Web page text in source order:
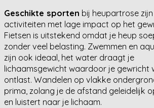
Geschikte sporten bij heupartrose zijn
activiteiten met lage impact op het
Fietsen is uitstekend omdat je heup
zonder veel belasting. Zwemmen en
zijn ook ideaal, het water draagt je
lichaamsgewicht waardoor je gewricht
ontlast. Wandelen op vlakke
prima, zolang je de afstand geleidelijk
en luistert naar je lichaam.